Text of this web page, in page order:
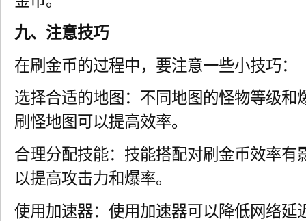
九、注意技巧
在刷金币的过程中，要注意一些小技巧：
选择合适的地图：不同地图的怪物等级和
刷怪地图可以提高效率。
合理分配技能：技能搭配对刷金币效率有
以提高攻击力和爆率。
使用加速器：使用加速器可以降低网络延